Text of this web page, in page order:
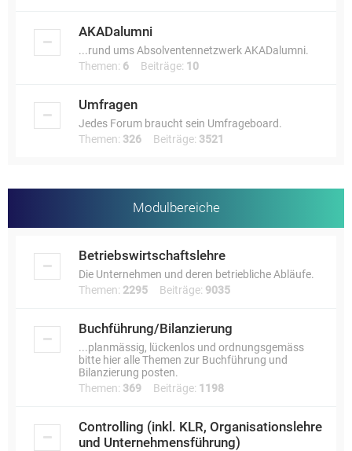
AKADalumni
...rund ums Absolventennetzwerk AKADalumni.
Themen: 6 Beiträge: 10
Umfragen
Jedes Forum braucht sein Umfrageboard.
Themen: 326 Beiträge: 3521
Modulbereiche
Betriebswirtschaftslehre
Die Unternehmen und deren betriebliche Abläufe.
Themen: 2295 Beiträge: 9035
Buchführung/Bilanzierung
...planmässig, lückenlos und ordnungsgemäss
bitte hier alle Themen zur Buchführung und
Bilanzierung posten.
Themen: 369 Beiträge: 1198
Controlling (inkl. KLR, Organisationslehre
und Unternehmensführung)